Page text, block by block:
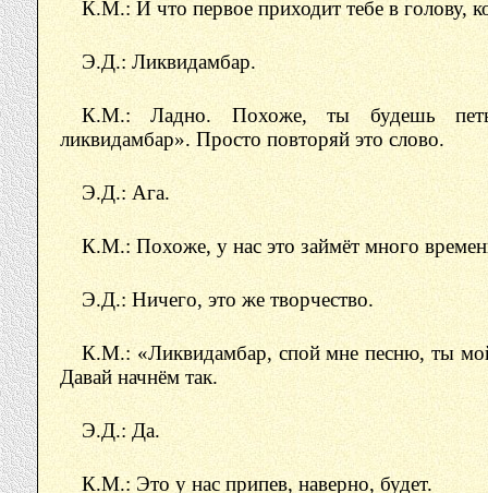
К.М.: И что первое приходит тебе в голову,
Э.Д.: Ликвидамбар.
К.М.: Ладно. Похоже, ты будешь петь
ликвидамбар». Просто повторяй это слово.
Э.Д.: Ага.
К.М.: Похоже, у нас это займёт много
Э.Д.: Ничего, это же творчество.
К.М.: «Ликвидамбар, спой мне песню, ты
Давай начнём так.
Э.Д.: Да.
К.М.: Это у нас припев, наверно, будет.